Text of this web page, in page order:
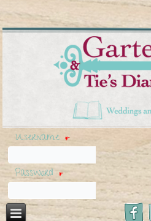
Username *
Password *